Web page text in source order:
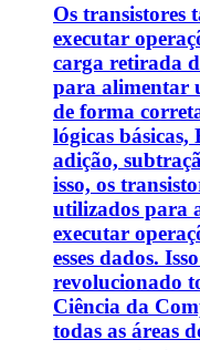
Os transistores
executar
carga retirada
para alimentar
de forma
lógicas
adição,
isso, os
utilizados para
executar
esses dados.
revolucionado
Ciência da
todas as áreas